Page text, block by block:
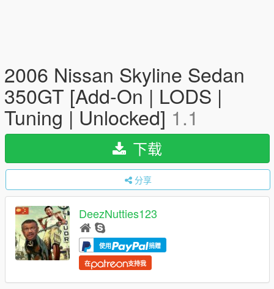
2006 Nissan Skyline Sedan
350GT [Add-On | LODS |
Tuning | Unlocked] 1.1
下载
分享
DeezNutties123
使用 捐赠
在 支持我